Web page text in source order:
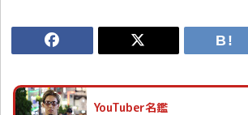
YouTuber名鑑